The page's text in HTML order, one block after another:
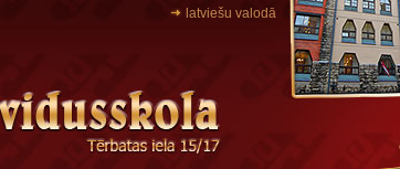
latviešu valodā